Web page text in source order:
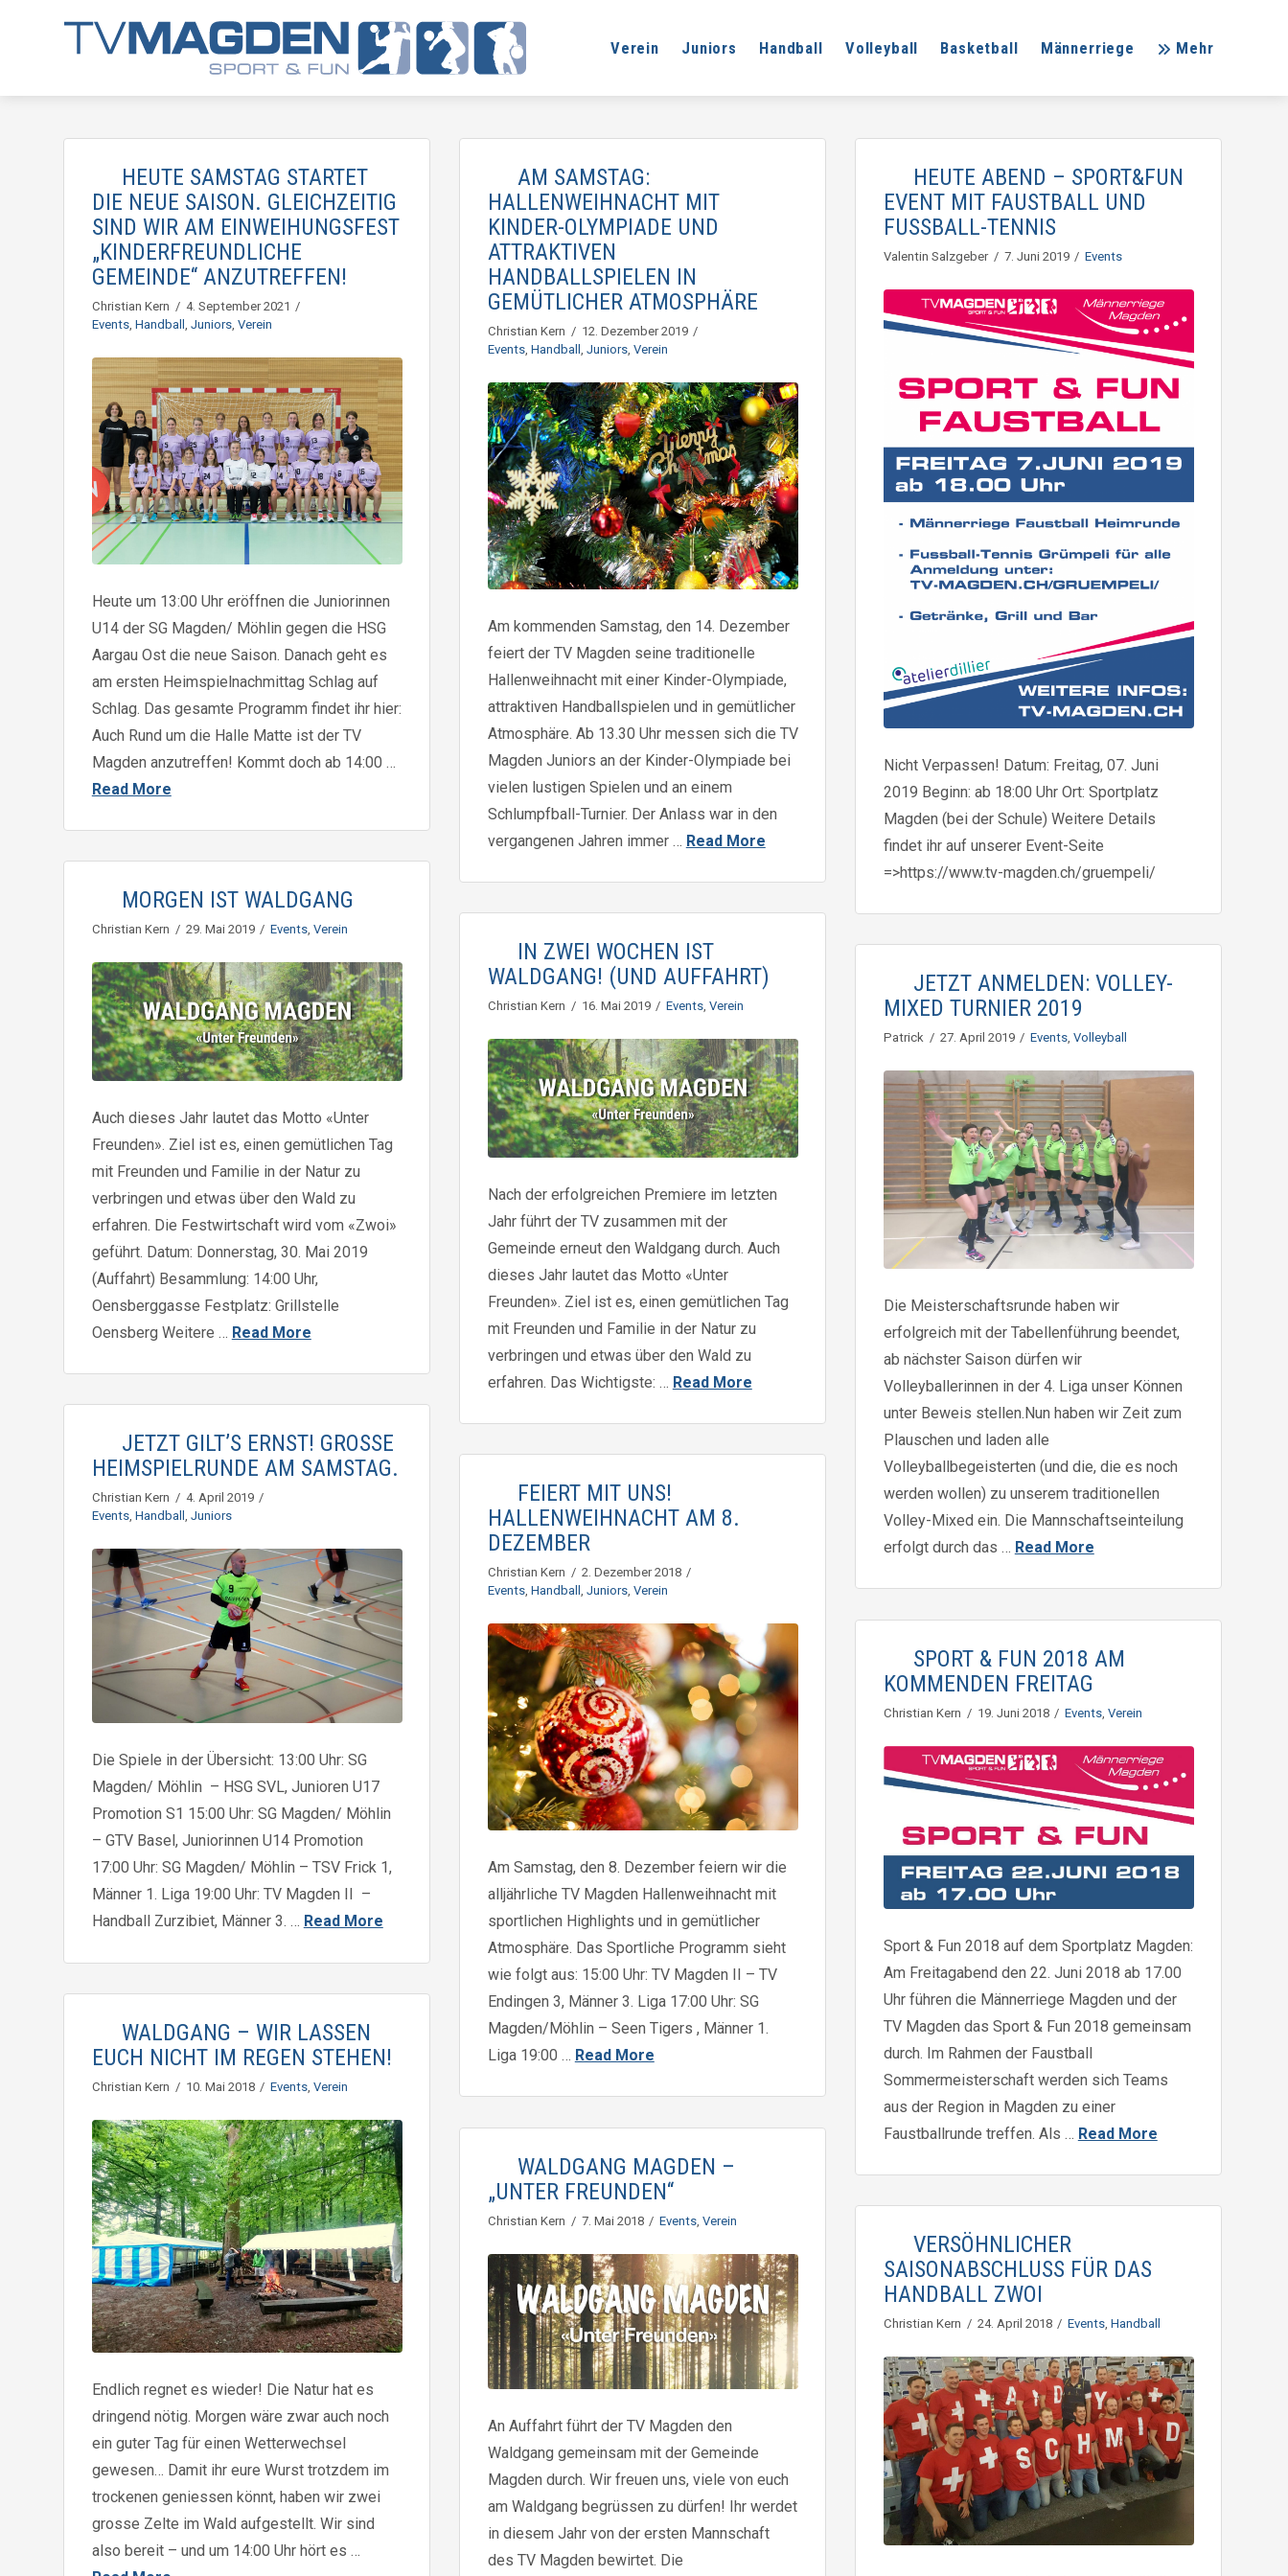
Verein Juniors Handball Volleyball Basketball Männerriege Mehr
HEUTE SAMSTAG STARTET
DIE NEUE SAISON. GLEICHZEITIG
SIND WIR AM EINWEIHUNGSFEST
„KINDERFREUNDLICHE
GEMEINDE“ ANZUTREFFEN!
Christian Kern
4. September 2021
Events, Handball Juniors, Verein
Heute um 13:00 Uhr eröffnen die Juniorinnen
U14 der SG Magden/ Möhlin gegen die HSG
Aargau Ost die neue Saison. Danach geht es
am ersten Heimspielnachmittag Schlag auf
Schlag. Das gesamte Programm findet ihr hier:
Auch Rund um die Halle Matte ist der TV
Magden anzutreffen! Kommt doch ab 14:00 …
Read More
AM SAMSTAG:
HALLENWEIHNACHT MIT
KINDER-OLYMPIADE UND
ATTRAKTIVEN
HANDBALLSPIELEN IN
GEMÜTLICHER ATMOSPHÄRE
Christian Kern
12. Dezember 2019
Events, Handball Juniors, Verein
Am kommenden Samstag, den 14. Dezember
feiert der TV Magden seine traditionelle
Hallenweihnacht mit einer Kinder-Olympiade,
attraktiven Handballspielen und in gemütlicher
Atmosphäre. Ab 13.30 Uhr messen sich die TV
Magden Juniors an der Kinder-Olympiade bei
vielen lustigen Spielen und an einem
Schlumpfball-Turnier. Der Anlass war in den
vergangenen Jahren immer … Read More
HEUTE ABEND – SPORT&FUN
EVENT MIT FAUSTBALL UND
FUSSBALL-TENNIS
Valentin Salzgeber 7. Juni 2019 Events
Nicht Verpassen! Datum: Freitag, 07. Juni
2019 Beginn: ab 18:00 Uhr Ort: Sportplatz
Magden (bei der Schule) Weitere Details
findet ihr auf unserer Event-Seite
=>https://www.tv-magden.ch/gruempeli/
MORGEN IST WALDGANG
Christian Kern 29. Mai 2019 Events ,Verein
Auch dieses Jahr lautet das Motto «Unter
Freunden». Ziel ist es, einen gemütlichen Tag
mit Freunden und Familie in der Natur zu
verbringen und etwas über den Wald zu
erfahren. Die Festwirtschaft wird vom «Zwoi»
geführt. Datum: Donnerstag, 30. Mai 2019
(Auffahrt) Besammlung: 14:00 Uhr,
Oensberggasse Festplatz: Grillstelle
Oensberg Weitere … Read More
IN ZWEI WOCHEN IST
WALDGANG! (UND AUFFAHRT)
Christian Kern 16. Mai 2019 Events ,Verein
Nach der erfolgreichen Premiere im letzten
Jahr führt der TV zusammen mit der
Gemeinde erneut den Waldgang durch. Auch
dieses Jahr lautet das Motto «Unter
Freunden». Ziel ist es, einen gemütlichen Tag
mit Freunden und Familie in der Natur zu
verbringen und etwas über den Wald zu
erfahren. Das Wichtigste: … Read More
JETZT ANMELDEN: VOLLEY-
MIXED TURNIER 2019
Patrick 27. April 2019 Events ,Volleyball
Die Meisterschaftsrunde haben wir
erfolgreich mit der Tabellenführung beendet,
ab nächster Saison dürfen wir
Volleyballerinnen in der 4. Liga unser Können
unter Beweis stellen.Nun haben wir Zeit zum
Plauschen und laden alle
Volleyballbegeisterten (und die, die es noch
werden wollen) zu unserem traditionellen
Volley-Mixed ein. Die Mannschaftseinteilung
erfolgt durch das … Read More
JETZT GILT’S ERNST! GROSSE
HEIMSPIELRUNDE AM SAMSTAG.
Christian Kern
4. April 2019
Events, Handball Juniors
Die Spiele in der Übersicht: 13:00 Uhr: SG
Magden/ Möhlin – HSG SVL, Junioren U17
Promotion S1 15:00 Uhr: SG Magden/ Möhlin
– GTV Basel, Juniorinnen U14 Promotion
17:00 Uhr: SG Magden/ Möhlin – TSV Frick 1,
Männer 1. Liga 19:00 Uhr: TV Magden II –
Handball Zurzibiet, Männer 3. … Read More
FEIERT MIT UNS!
HALLENWEIHNACHT AM 8.
DEZEMBER
Christian Kern
2. Dezember 2018
Events, Handball Juniors, Verein
Am Samstag, den 8. Dezember feiern wir die
alljährliche TV Magden Hallenweihnacht mit
sportlichen Highlights und in gemütlicher
Atmosphäre. Das Sportliche Programm sieht
wie folgt aus: 15:00 Uhr: TV Magden II – TV
Endingen 3, Männer 3. Liga 17:00 Uhr: SG
Magden/Möhlin – Seen Tigers , Männer 1.
Liga 19:00 … Read More
SPORT & FUN 2018 AM
KOMMENDEN FREITAG
Christian Kern 19. Juni 2018 Events ,Verein
Sport & Fun 2018 auf dem Sportplatz Magden:
Am Freitagabend den 22. Juni 2018 ab 17.00
Uhr führen die Männerriege Magden und der
TV Magden das Sport & Fun 2018 gemeinsam
durch. Im Rahmen der Faustball
Sommermeisterschaft werden sich Teams
aus der Region in Magden zu einer
Faustballrunde treffen. Als … Read More
WALDGANG – WIR LASSEN
EUCH NICHT IM REGEN STEHEN!
Christian Kern 10. Mai 2018 Events ,Verein
Endlich regnet es wieder! Die Natur hat es
dringend nötig. Morgen wäre zwar auch noch
ein guter Tag für einen Wetterwechsel
gewesen… Damit ihr eure Wurst trotzdem im
trockenen geniessen könnt, haben wir zwei
grosse Zelte im Wald aufgestellt. Wir sind
also bereit – und um 14:00 Uhr hört es …
WALDGANG MAGDEN –
„UNTER FREUNDEN“
Christian Kern 7. Mai 2018 Events ,Verein
An Auffahrt führt der TV Magden den
Waldgang gemeinsam mit der Gemeinde
Magden durch. Wir freuen uns, viele von euch
am Waldgang begrüssen zu dürfen! Ihr werdet
in diesem Jahr von der ersten Mannschaft
des TV Magden bewirtet. Die
VERSÖHNLICHER
SAISONABSCHLUSS FÜR DAS
HANDBALL ZWOI
Christian Kern 24. April 2018 Events ,Handball